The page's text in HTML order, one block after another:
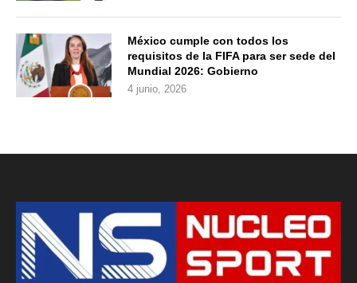
México cumple con todos los
requisitos de la FIFA para ser sede del
Mundial 2026: Gobierno
4 junio, 2026